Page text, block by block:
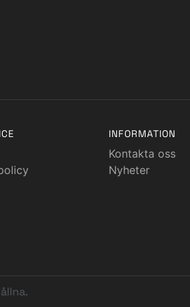
INFORMATION
Kontakta oss
Nyheter